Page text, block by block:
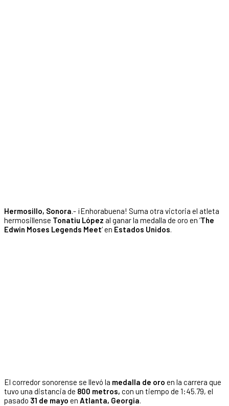
Hermosillo, Sonora.- ¡Enhorabuena! Suma otra victoria el atleta
hermosillense Tonatiu López al ganar la medalla de oro en ‘The
Edwin Moses Legends Meet‘ en Estados Unidos.
El corredor sonorense se llevó la medalla de oro en la carrera que
tuvo una distancia de 800 metros, con un tiempo de 1:45.79, el
pasado 31 de mayo en Atlanta, Georgia.